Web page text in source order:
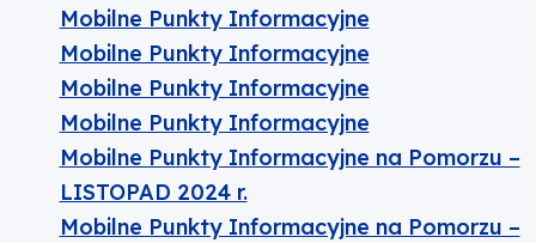
Mobilne Punkty Informacyjne
Mobilne Punkty Informacyjne
Mobilne Punkty Informacyjne
Mobilne Punkty Informacyjne
Mobilne Punkty Informacyjne na Pomorzu –
LISTOPAD 2024 r.
Mobilne Punkty Informacyjne na Pomorzu –